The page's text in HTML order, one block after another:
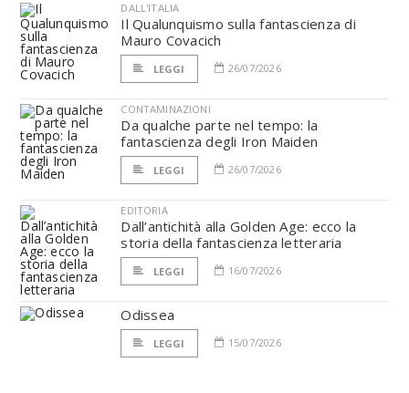
DALL'ITALIA
Il Qualunquismo sulla fantascienza di
Mauro Covacich
LEGGI 26/07/2026
CONTAMINAZIONI
Da qualche parte nel tempo: la
fantascienza degli Iron Maiden
LEGGI 26/07/2026
EDITORIA
Dall’antichità alla Golden Age: ecco la
storia della fantascienza letteraria
LEGGI 16/07/2026
Odissea
LEGGI 15/07/2026